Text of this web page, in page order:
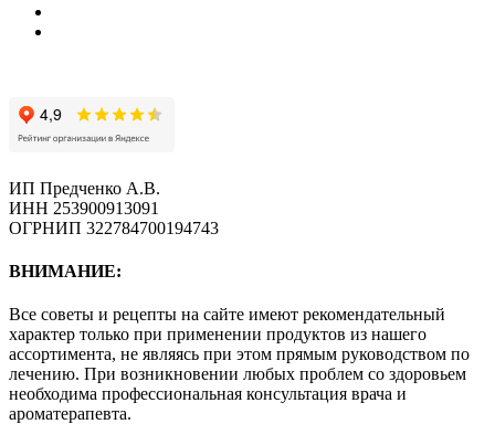
ИП Предченко А.В.
ИНН 253900913091
ОГРНИП 322784700194743
ВНИМАНИЕ:
Все советы и рецепты на сайте имеют рекомендательный
характер только при применении продуктов из нашего
ассортимента, не являясь при этом прямым руководством по
лечению. При возникновении любых проблем со здоровьем
необходима профессиональная консультация врача и
ароматерапевта.